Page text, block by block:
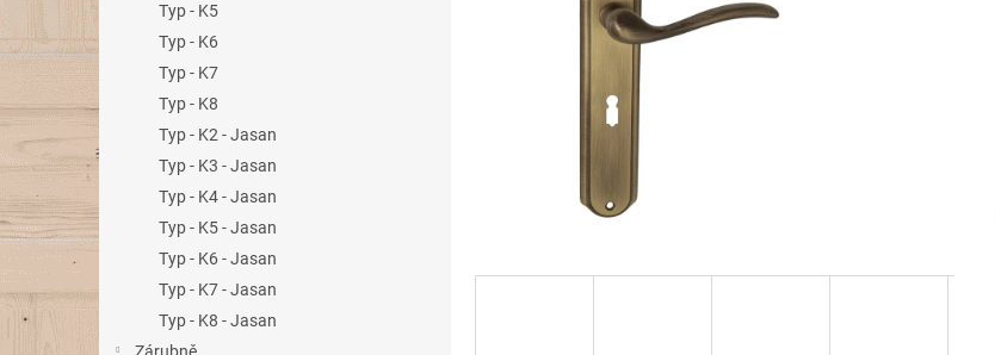
l
Typ - K5
Typ - K6
Typ - K7
Typ - K8
Typ - K2 - Jasan
Typ - K3 - Jasan
Typ - K4 - Jasan
Typ - K5 - Jasan
Typ - K6 - Jasan
Typ - K7 - Jasan
Typ - K8 - Jasan